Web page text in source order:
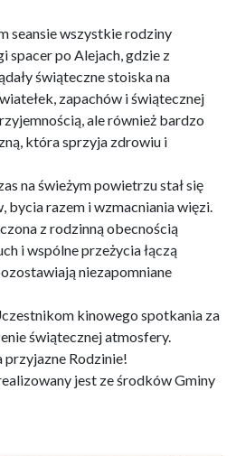
seansie wszystkie rodziny
spacer po Alejach, gdzie z
świąteczne stoiska na
zapachów i świątecznej
ale również bardzo
która sprzyja zdrowiu i
na świeżym powietrzu stał się
bycia razem i wzmacniania więzi.
z rodzinną obecnością
i wspólne przeżycia łączą
niezapomniane
kinowego spotkania za
świątecznej atmosfery.
przyjazne Rodzinie!
jest ze środków Gminy